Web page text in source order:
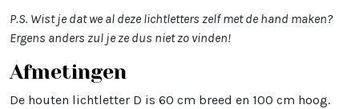
P.S. Wist je dat we al deze lichtletters zelf met de hand maken?
Ergens anders zul je ze dus niet zo vinden!
Afmetingen
De houten lichtletter D is 60 cm breed en 100 cm hoog.